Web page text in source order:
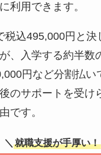
利用できます。
税込495,000円と決
、入学する約半数
円など分割払い
のサポートを受け
です。
＼ 就職支援が手厚い！